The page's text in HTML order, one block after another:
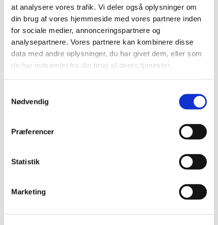
at analysere vores trafik. Vi deler også oplysninger om
din brug af vores hjemmeside med vores partnere inden
for sociale medier, annonceringspartnere og
analysepartnere. Vores partnere kan kombinere disse
data med andre oplysninger, du har givet dem, eller som
de har indsamlet fra din brug af deres tjenester.
Nødvendig
Præferencer
Statistik
Marketing